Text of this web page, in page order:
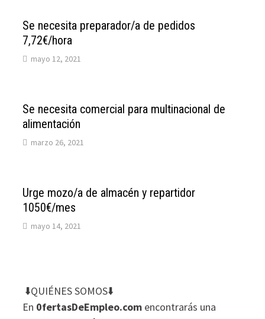
Se necesita preparador/a de pedidos
7,72€/hora
mayo 12, 2021
Se necesita comercial para multinacional de
alimentación
marzo 26, 2021
Urge mozo/a de almacén y repartidor
1050€/mes
mayo 14, 2021
⬇️QUIÉNES SOMOS⬇️
En 0fertasDeEmpleo.comencontrarás una